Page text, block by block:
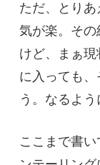
ただ、とり
気が楽。そ
けど、まぁ
に入っても
う。なるよう
ここまで書